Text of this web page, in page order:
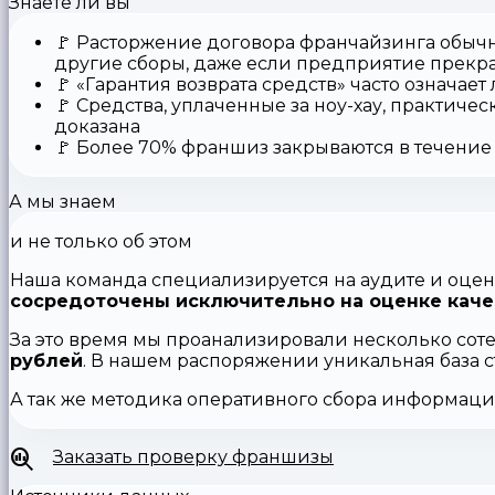
🚩 Расторжение договора франчайзинга
другие сборы, даже если предприятие
🚩 «Гарантия возврата средств» часто
🚩 Средства, уплаченные за ноу-хау,
доказана
🚩 Более 70% франшиз закрываются в
А мы знаем
и не только об этом
Наша команда специализируется на аудите и
сосредоточены исключительно на оценке
За это время мы проанализировали несколько
рублей. В нашем распоряжении уникальная база
А так же методика оперативного сбора
Заказать проверку франшизы